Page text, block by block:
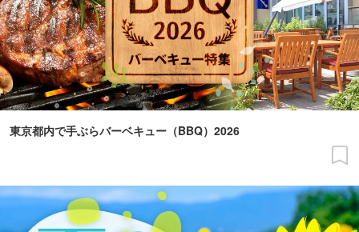
東京都内で手ぶらバーベキュー（BBQ）2026